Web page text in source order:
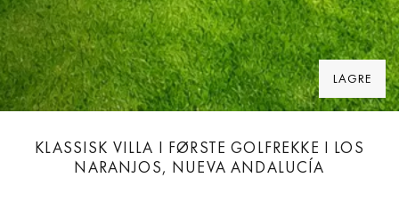
LAGRE
KLASSISK VILLA I FØRSTE GOLFREKKE I LOS
NARANJOS, NUEVA ANDALUCÍA